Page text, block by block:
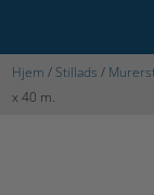
Hjem / Stillads /
x 40 m.